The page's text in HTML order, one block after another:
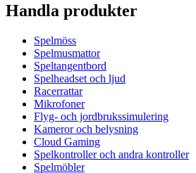
Handla produkter
Spelmöss
Spelmusmattor
Speltangentbord
Spelheadset och ljud
Racerrattar
Mikrofoner
Flyg- och jordbrukssimulering
Kameror och belysning
Cloud Gaming
Spelkontroller och andra kontroller
Spelmöbler